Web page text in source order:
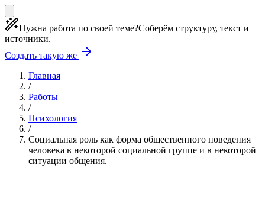
Нужна работа по своей теме?Соберём структуру, текст и
источники.
Создать такую же
Главная
/
Работы
/
Психология
/
Социальная роль как форма общественного поведения
человека в некоторой социальной группе и в некоторой
ситуации общения.